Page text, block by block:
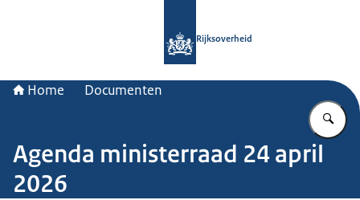
Rijksoverheid
Home Documenten
Agenda ministerraad 24 april
2026